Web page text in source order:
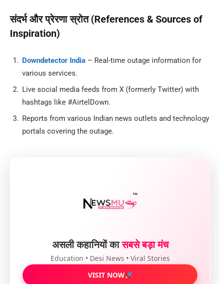
संदर्भ और प्रेरणा स्रोत (References & Sources of
Inspiration)
Downdetector India – Real-time outage information for
various services.
Live social media feeds from X (formerly Twitter) with
hashtags like #AirtelDown.
Reports from various Indian news outlets and technology
portals covering the outage.
असली कहानियों कासबसे बड़ा मंच
Education • Desi News • Viral Stories
VISIT NOW